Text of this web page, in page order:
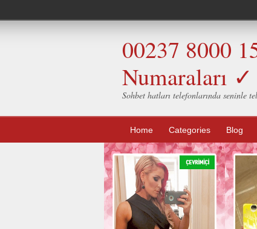
00237 8000
Numaraları
Sohbet hatları telefonlarında seninle
Home Categories Blog